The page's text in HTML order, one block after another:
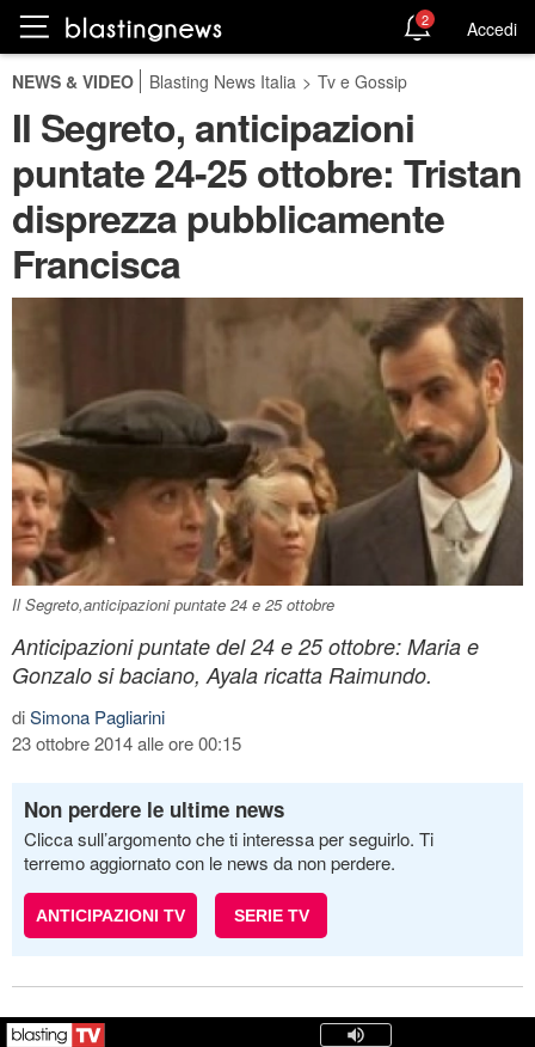
2 Accedi
NEWS & VIDEO Blasting News Italia > Tv e Gossip
Il Segreto, anticipazioni
puntate 24-25 ottobre: Tristan
disprezza pubblicamente
Francisca
Il Segreto,anticipazioni puntate 24 e 25 ottobre
Anticipazioni puntate del 24 e 25 ottobre: Maria e
Gonzalo si baciano, Ayala ricatta Raimundo.
diSimona Pagliarini
23 ottobre 2014 alle ore 00:15
Non perdere le ultime news
Clicca sull’argomento che ti interessa per seguirlo. Ti
terremo aggiornato con le news da non perdere.
ANTICIPAZIONI TV SERIE TV